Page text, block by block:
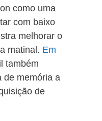
como uma
com baixo
melhorar o
matinal. Em
também
de memória a
de